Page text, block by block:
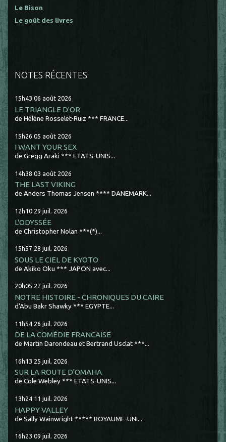
Le Bison
Le goût des livres
NOTES RÉCENTES
15h43 06 août 2026
LE TRIANGLE D'OR
de Hélène Rosselet-Ruiz *** FRANCE...
15h26 05 août 2026
I WANT YOUR SEX
de Gregg Araki *** ETATS-UNIS...
14h38 03 août 2026
THE LAST VIKING
de Anders Thomas Jensen **** DANEMARK...
12h10 29 juil. 2026
L'ODYSSÉE
de Christopher Nolan ***(*)...
15h57 28 juil. 2026
SOUS LE CIEL DE KYOTO
de Akiko Oku *** JAPON avec...
20h05 27 juil. 2026
NOTRE HISTOIRE - CHRONIQUES DU CAIRE
d'Abu Bakr Shawky *** EGYPTE...
11h54 26 juil. 2026
DE LA COMÉDIE FRANCAISE
de Martin Darondeau et Bertrand Usclat ***...
16h13 25 juil. 2026
SUR LA ROUTE D'OMAHA
de Cole Webley *** ETATS-UNIS...
13h24 11 juil. 2026
HAPPY VALLEY
de Sally Wainwright ***** ROYAUME-UNI...
16h23 09 juil. 2026